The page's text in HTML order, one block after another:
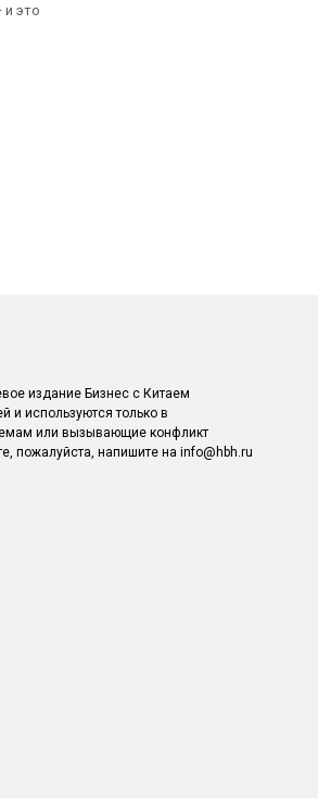
это
издание Бизнес с Китаем
и используются только в
или вызывающие конфликт
пожалуйста, напишите на info@hbh.ru